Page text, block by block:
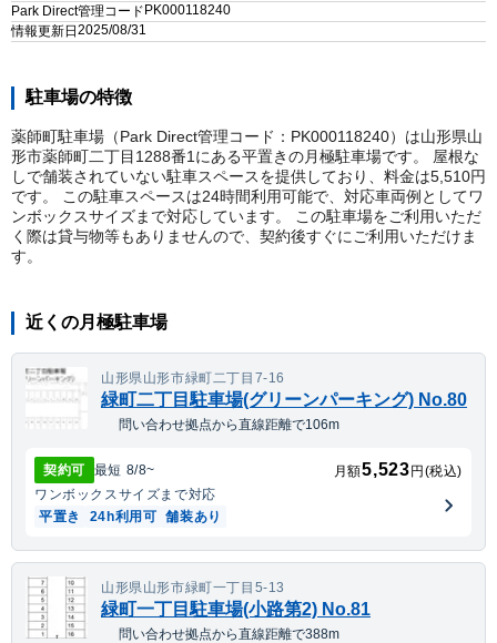
Park Direct管理コードPK000118240
情報更新日2025/08/31
駐車場の特徴
薬師町駐車場（Park Direct管理コード：PK000118240）は山形県山
形市薬師町二丁目1288番1にある平置きの月極駐車場です。 屋根な
しで舗装されていない駐車スペースを提供しており、料金は5,510円
です。 この駐車スペースは24時間利用可能で、対応車両例としてワ
ンボックスサイズまで対応しています。 この駐車場をご利用いただ
く際は貸与物等もありませんので、契約後すぐにご利用いただけま
す。
近くの月極駐車場
山形県山形市緑町二丁目7-16
緑町二丁目駐車場(グリーンパーキング) No.80
問い合わせ拠点から直線距離で106m
契約可 最短 8/8~ 月額5,523円(税込)
ワンボックス サイズまで対応
平置き
24h利用可 舗装あり
山形県山形市緑町一丁目5-13
緑町一丁目駐車場(小路第2) No.81
問い合わせ拠点から直線距離で388m